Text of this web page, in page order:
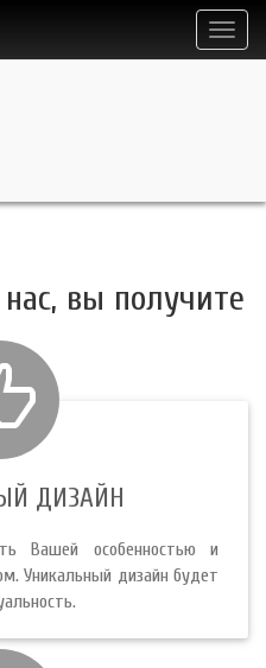
вы получите
ДИЗАЙН
Вашей особенностью и
Уникальный дизайн будет